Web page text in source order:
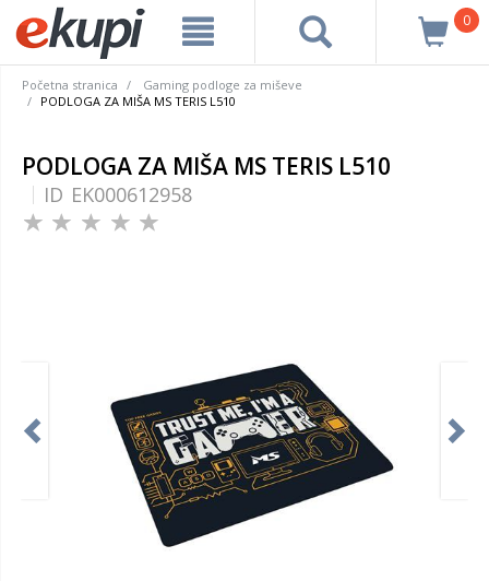
0
Početna stranica
Gaming podloge za miševe
PODLOGA ZA MIŠA MS TERIS L510
PODLOGA ZA MIŠA MS TERIS L510
ID EK000612958